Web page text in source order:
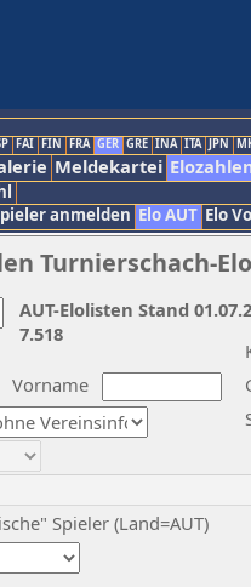
FAI FIN FRA GER GRE INA ITA JPN
Meldekartei
anmelden Elo AUT Elo
Turnierschach-
Vorname
Spieler (Land=AUT)
AUT-Elolisten Stand
7.518